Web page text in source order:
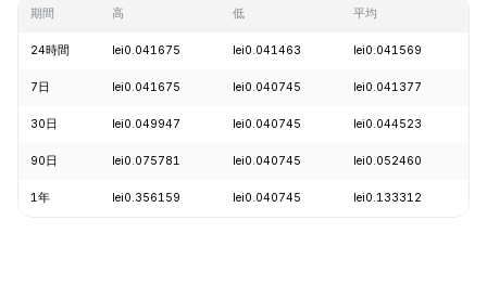
期間 高 低 平均
24時間 lei0.041675 lei0.041463 lei0.041569
7日 lei0.041675 lei0.040745 lei0.041377
30日 lei0.049947 lei0.040745 lei0.044523
90日 lei0.075781 lei0.040745 lei0.052460
1年 lei0.356159 lei0.040745 lei0.133312